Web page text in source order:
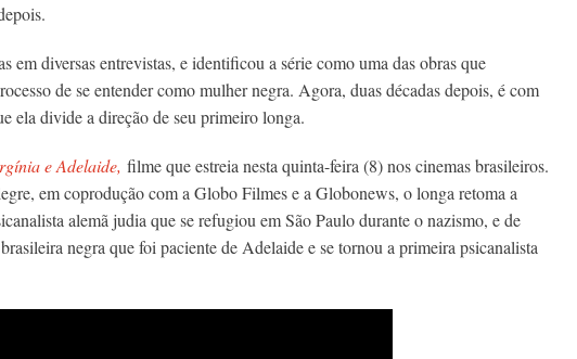
em diversas entrevistas, e identificou a série como uma das obras que
de se entender como mulher negra. Agora, duas décadas depois, é com
ela divide a direção de seu primeiro longa.
e Adelaide, filme que estreia nesta quinta-feira (8) nos cinemas brasileiros.
em coprodução com a Globo Filmes e a Globonews, o longa retoma a
alemã judia que se refugiou em São Paulo durante o nazismo, e de
negra que foi paciente de Adelaide e se tornou a primeira psicanalista